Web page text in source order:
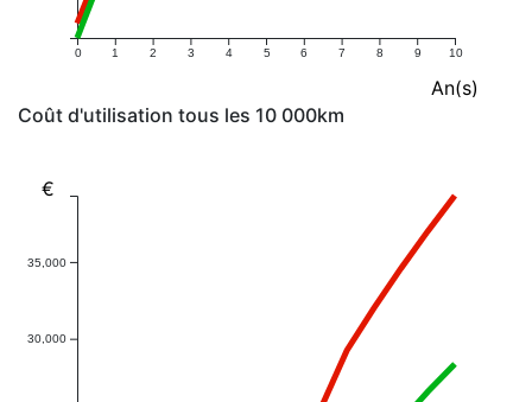
0 1 2 3 4 5 6 7 8 9 10
An(s)
Coût d'utilisation tous les 10 000km
30,000
35,000
€